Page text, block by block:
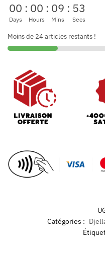
00
Days
: 00
Hours
: 09
Mins
: 53
Secs
Moins de 24 articles restants !
Catégories :